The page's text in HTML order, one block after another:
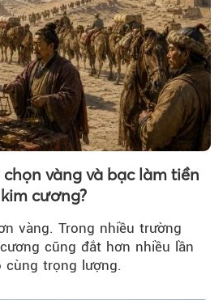
vàng và bạc làm tiền
cương?
vàng. Trong nhiều trường
cũng đắt hơn nhiều lần
cùng trọng lượng.